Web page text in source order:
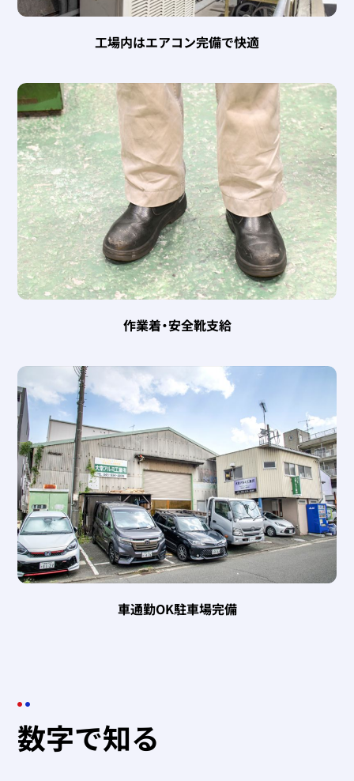
工場内はエアコン完備で快適
作業着・安全靴支給
車通勤OK駐車場完備
数字で知る